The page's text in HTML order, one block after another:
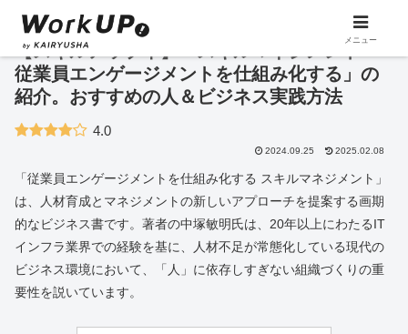
【スキルアップ本】「スキルマネジメント
従業員エンゲージメントを仕組み化する」の
紹介。おすすめの人＆ビジネス実践方法
4.0
2024.09.25 2025.02.08
「従業員エンゲージメントを仕組み化する スキルマネジメント」
は、人材育成とマネジメントの新しいアプローチを提案する画期
的なビジネス書です。著者の中塚敏明氏は、20年以上にわたるIT
インフラ業界での経験を基に、人材不足が常態化している現代の
ビジネス環境において、「人」に依存しすぎない組織づくりの重
要性を説いています。
メニュー